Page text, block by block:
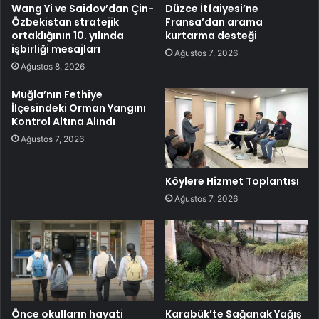
Wang Yi ve Saidov’dan Çin-
Özbekistan stratejik
ortaklığının 10. yılında
işbirliği mesajları
Ağustos 8, 2026
Düzce İtfaiyesi’ne
Fransa’dan arama
kurtarma desteği
Ağustos 7, 2026
Muğla’nın Fethiye
İlçesindeki Orman Yangını
Kontrol Altına Alındı
Ağustos 7, 2026
Köylere Hizmet Toplantısı
Ağustos 7, 2026
Önce okulların hayati Karabük’te Sağanak Yağış